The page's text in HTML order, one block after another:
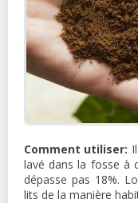
Comment utiliser:
lavé dans la fosse à
dépasse pas 18%.
lits de la manière